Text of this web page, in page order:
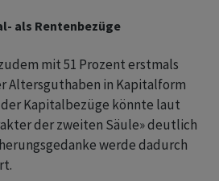
als Rentenbezüge
mit 51 Prozent erstmals
Altersguthaben in Kapitalform
der Kapitalbezüge könnte laut
der zweiten Säule» deutlich
werde dadurch